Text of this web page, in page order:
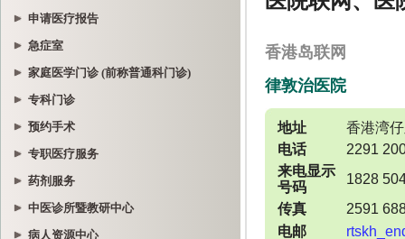
申请医疗报告
急症室
家庭医学门诊 (前称普通科门诊)
专科门诊
预约手术
专职医疗服务
药剂服务
中医诊所暨教研中心
病人资源中心